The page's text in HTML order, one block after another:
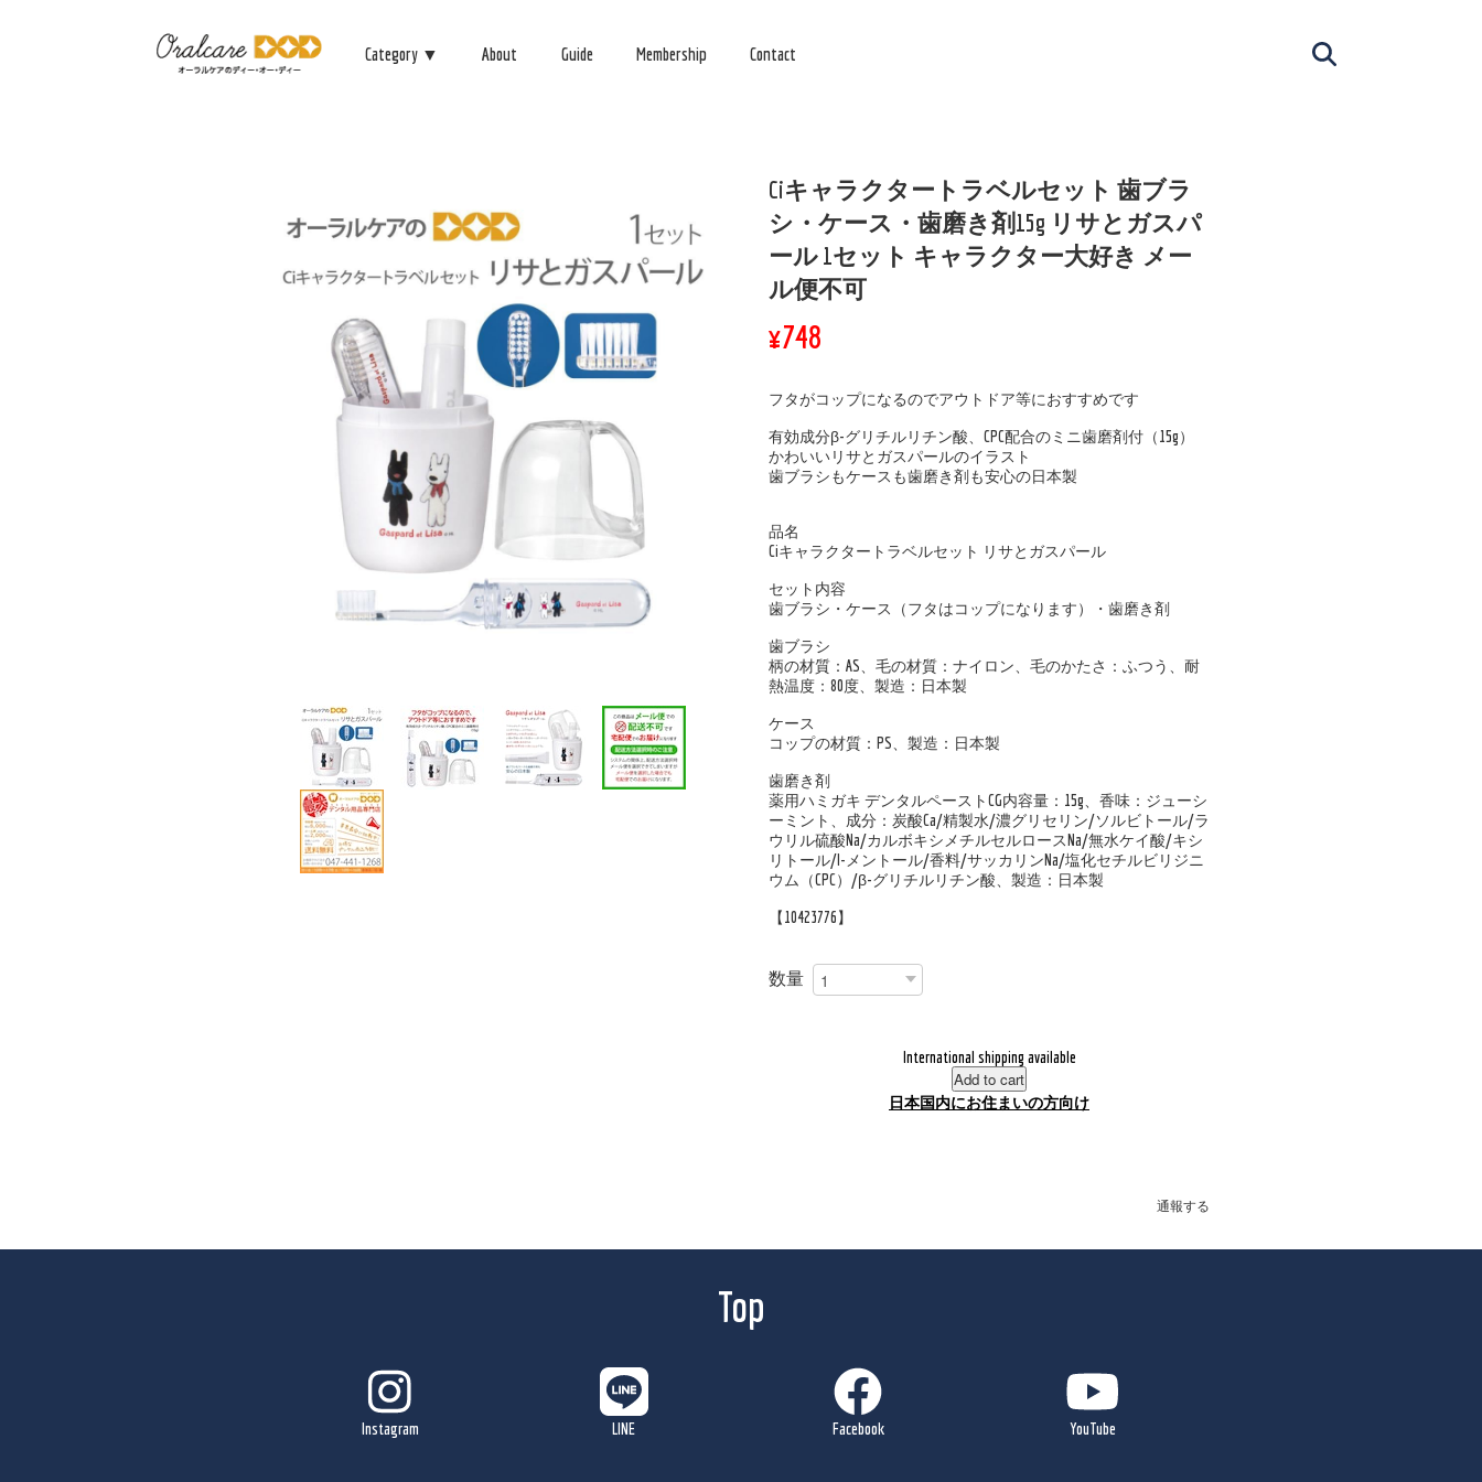
Category ▼ About Guide Membership Contact
Ciキャラクタートラベルセット 歯ブラ
シ・ケース・歯磨き剤15g リサとガスパ
ール 1セット キャラクター大好き メー
ル便不可
¥748
フタがコップになるのでアウトドア等におすすめです
有効成分β-グリチルリチン酸、CPC配合のミニ歯磨剤付（15g）
かわいいリサとガスパールのイラスト
歯ブラシもケースも歯磨き剤も安心の日本製
品名
Ciキャラクタートラベルセット リサとガスパール
セット内容
歯ブラシ・ケース（フタはコップになります）・歯磨き剤
歯ブラシ
柄の材質：AS、毛の材質：ナイロン、毛のかたさ：ふつう、耐
熱温度：80度、製造：日本製
ケース
コップの材質：PS、製造：日本製
歯磨き剤
薬用ハミガキ デンタルペーストCG内容量：15g、香味：ジューシ
ーミント、成分：炭酸Ca/精製水/濃グリセリン/ソルビトール/ラ
ウリル硫酸Na/カルボキシメチルセルロースNa/無水ケイ酸/キシ
リトール/I-メントール/香料/サッカリンNa/塩化セチルビリジニ
ウム（CPC）/β-グリチルリチン酸、製造：日本製
【10423776】
数量
International shipping available
Add to cart
日本国内にお住まいの方向け
通報する
Top